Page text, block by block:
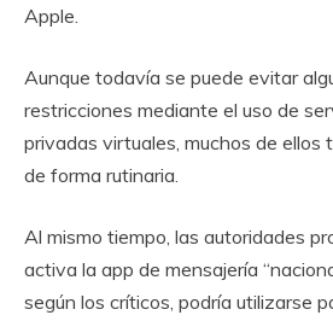
Apple.
Aunque todavía se puede evitar
restricciones mediante el uso de
privadas virtuales, muchos de ellos
de forma rutinaria.
Al mismo tiempo, las autoridades
activa la app de mensajería
según los críticos, podría utilizarse